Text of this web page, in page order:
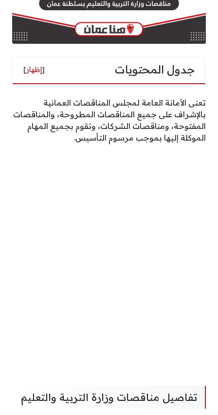
جدول المحتويات [إظهار]
تعنى الأمانة العامة لمجلس المناقصات العمانية
بالإشراف على جميع المناقصات المطروحة، والمناقصات
المفتوحة، ومناقصات الشركات، وتقوم بجميع المهام
الموكلة إليها بموجب مرسوم التأسيس.
تفاصيل مناقصات وزارة التربية والتعليم